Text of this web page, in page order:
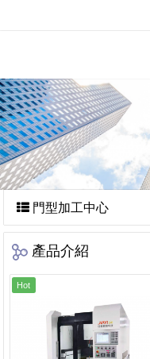
門型加工中心
產品介紹
Hot